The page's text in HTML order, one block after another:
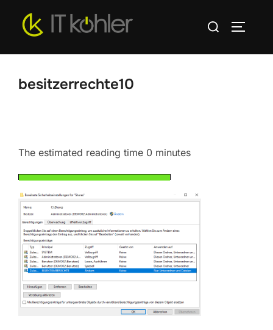
Inhalt
Suchen
besitzerrechte10
The estimated reading time 0 minutes